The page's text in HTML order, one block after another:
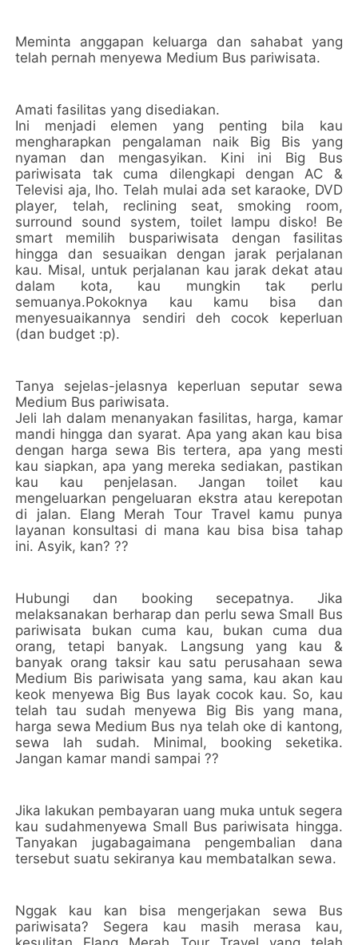
Meminta anggapan keluarga dan sahabat yang
telah pernah menyewa Medium Bus pariwisata.
Amati fasilitas yang disediakan.
Ini menjadi elemen yang penting bila kau
mengharapkan pengalaman naik Big Bis yang
nyaman dan mengasyikan. Kini ini Big Bus
pariwisata tak cuma dilengkapi dengan AC &
Televisi aja, lho. Telah mulai ada set karaoke, DVD
player, telah, reclining seat, smoking room,
surround sound system, toilet lampu disko! Be
smart memilih buspariwisata dengan fasilitas
hingga dan sesuaikan dengan jarak perjalanan
kau. Misal, untuk perjalanan kau jarak dekat atau
dalam kota, kau mungkin tak perlu
semuanya.Pokoknya kau kamu bisa dan
menyesuaikannya sendiri deh cocok keperluan
(dan budget :p).
Tanya sejelas-jelasnya keperluan seputar sewa
Medium Bus pariwisata.
Jeli lah dalam menanyakan fasilitas, harga, kamar
mandi hingga dan syarat. Apa yang akan kau bisa
dengan harga sewa Bis tertera, apa yang mesti
kau siapkan, apa yang mereka sediakan, pastikan
kau kau penjelasan. Jangan toilet kau
mengeluarkan pengeluaran ekstra atau kerepotan
di jalan. Elang Merah Tour Travel kamu punya
layanan konsultasi di mana kau bisa bisa tahap
ini. Asyik, kan? ??
Hubungi dan booking secepatnya. Jika
melaksanakan berharap dan perlu sewa Small Bus
pariwisata bukan cuma kau, bukan cuma dua
orang, tetapi banyak. Langsung yang kau &
banyak orang taksir kau satu perusahaan sewa
Medium Bis pariwisata yang sama, kau akan kau
keok menyewa Big Bus layak cocok kau. So, kau
telah tau sudah menyewa Big Bis yang mana,
harga sewa Medium Bus nya telah oke di kantong,
sewa lah sudah. Minimal, booking seketika.
Jangan kamar mandi sampai ??
Jika lakukan pembayaran uang muka untuk segera
kau sudahmenyewa Small Bus pariwisata hingga.
Tanyakan jugabagaimana pengembalian dana
tersebut suatu sekiranya kau membatalkan sewa.
Nggak kau kan bisa mengerjakan sewa Bus
pariwisata? Segera kau masih merasa kau,